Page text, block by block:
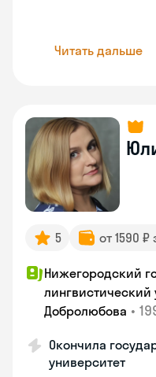
Читать дальше
5 от 1590 ₽
Нижегородский
лингвистический
Добролюбова •
Окончила
университет